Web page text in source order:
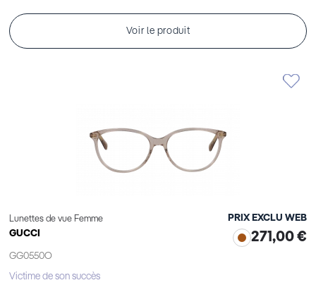
Voir le produit
Lunettes de vue Femme
GUCCI
GG0550O
PRIX EXCLU WEB
271,00 €
Victime de son succès